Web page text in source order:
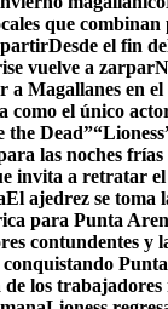
que combinan
Desde el fin
vuelve a zarpar
a Magallanes en
como el único
the Dead”
las noches frías
invita a retratar
El ajedrez se toma
para Punta
contundentes y
los trabajadores